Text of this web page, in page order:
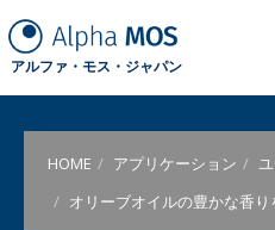
アルファ・モス・ジャパン
HOME アプリケーション
オリーブオイルの豊かな香り